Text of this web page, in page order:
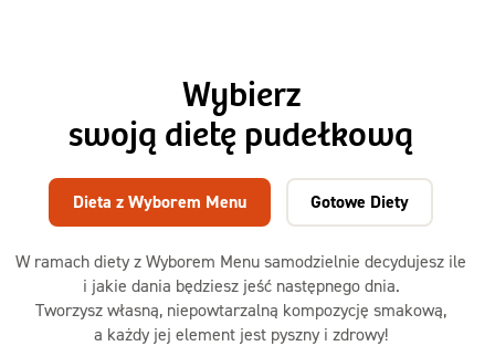
Wybierz
swoją dietę pudełkową
W ramach diety z Wyborem Menu samodzielnie decydujesz ile
i jakie dania będziesz jeść następnego dnia.
Tworzysz własną, niepowtarzalną kompozycję smakową,
a każdy jej element jest pyszny i zdrowy!
Dieta z Wyborem Menu Gotowe Diety